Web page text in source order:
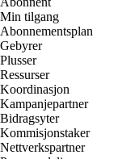
Min tilgang
Abonnementsplan
Gebyrer
Plusser
Ressurser
Koordinasjon
Kampanjepartner
Bidragsyter
Kommisjonstaker
Nettverkspartner